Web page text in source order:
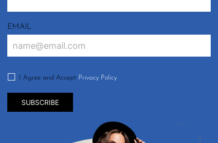
EMAIL
I Agree and Accept Privacy Policy
SUBSCRIBE